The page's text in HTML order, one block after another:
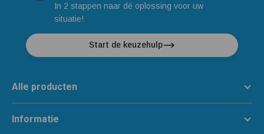
In 2 stappen naar dé oplossing voor uw
situatie!
Start de keuzehulp
Alle producten
Informatie